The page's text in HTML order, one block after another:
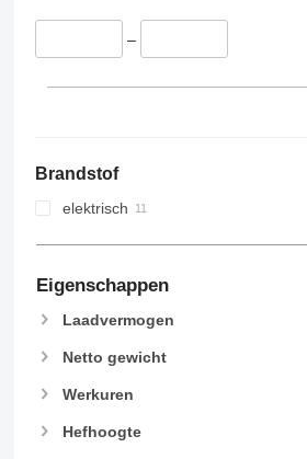
–
Brandstof
elektrisch
Eigenschappen
Laadvermogen
Netto gewicht
Werkuren
Hefhoogte